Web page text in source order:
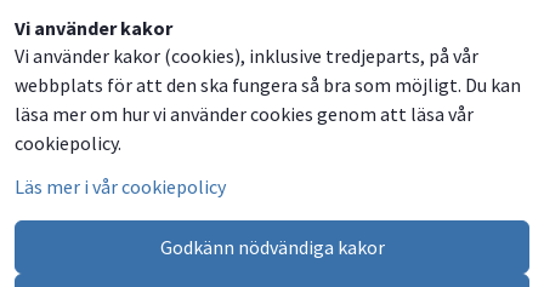
Vi använder kakor
Vi använder kakor (cookies), inklusive tredjeparts, på vår
webbplats för att den ska fungera så bra som möjligt. Du kan
läsa mer om hur vi använder cookies genom att läsa vår
cookiepolicy.
Läs mer i vår cookiepolicy
Godkänn nödvändiga kakor
Dela
på
Facebook
Dela
på
Twitter
Dela
på
LinkedIn
Dela
via
email